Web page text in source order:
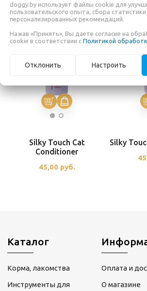
Silky Touch Cat
Conditioner
45,00 руб.
Silky
Каталог
Корма, лакомства
Инструменты для
Оплата и
О магазине
doggy.by использует файлы cookie для
пользовательского опыта, сбора
персонализированных рекомендаций.
Нажав «Принять», Вы даете согласие на
cookie в соответствии с Политикой
Отклонить Настроить